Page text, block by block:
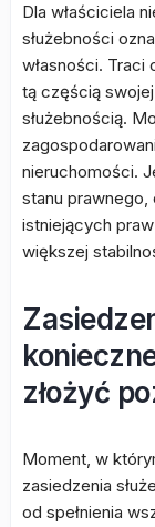
Dla właściciela
służebności
własności.
tą częścią
służebnością.
nieruchomości.
stanu
istniejących
większej
złożyć
Moment, w
zasiedzenia
od spełnienia